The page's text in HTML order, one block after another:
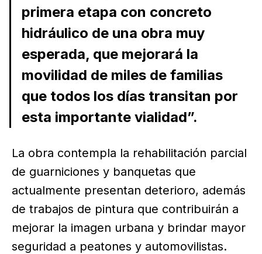
primera etapa con concreto
hidráulico de una obra muy
esperada, que mejorará la
movilidad de miles de familias
que todos los días transitan por
esta importante vialidad”.
La obra contempla la rehabilitación parcial
de guarniciones y banquetas que
actualmente presentan deterioro, además
de trabajos de pintura que contribuirán a
mejorar la imagen urbana y brindar mayor
seguridad a peatones y automovilistas.